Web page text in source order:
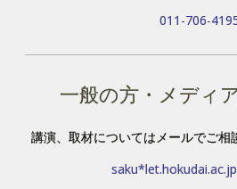
011-706-
一般の方・メディ
講演、取材についてはメールでご相